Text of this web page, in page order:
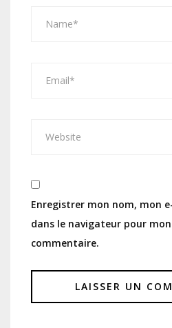
Enregistrer mon nom, mon
dans le navigateur pour
commentaire.